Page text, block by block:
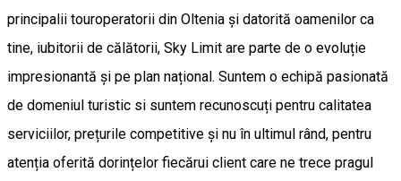
principalii touroperatorii din Oltenia și datorită oamenilor ca
tine, iubitorii de călătorii, Sky Limit are parte de o evoluție
impresionantă și pe plan național. Suntem o echipă pasionată
de domeniul turistic si suntem recunoscuți pentru calitatea
serviciilor, prețurile competitive și nu în ultimul rând, pentru
atenția oferită dorințelor fiecărui client care ne trece pragul